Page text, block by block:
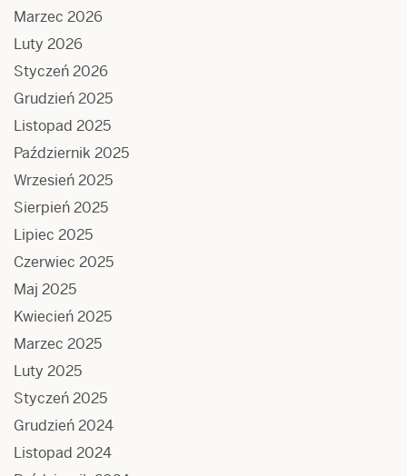
Marzec 2026
Luty 2026
Styczeń 2026
Grudzień 2025
Listopad 2025
Październik 2025
Wrzesień 2025
Sierpień 2025
Lipiec 2025
Czerwiec 2025
Maj 2025
Kwiecień 2025
Marzec 2025
Luty 2025
Styczeń 2025
Grudzień 2024
Listopad 2024